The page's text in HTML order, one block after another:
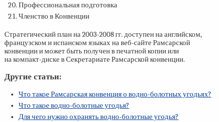
Профессиональная подготовка
Членство в Конвенции
Стратегический план на2003-2008 гг.доступен на английском,
французском и испанском языках на веб-сайте Рамсарской
конвенции и может быть получен в печатной копии или
на компакт-диске в Секретариате Рамсарской конвенции.
Другие статьи:
Что такое Рамсарская конвенция о водно-болотных угодьях?
Что такое водно-болотные угодья?
Для чего нужно охранять водно-болотные угодья?